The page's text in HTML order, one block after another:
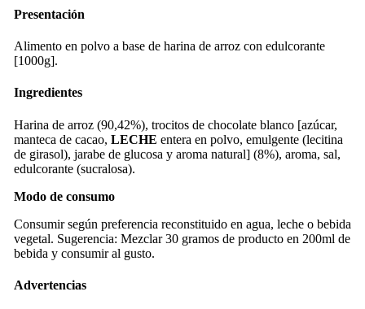
Presentación
Alimento en polvo a base de harina de arroz con edulcorante
[1000g].
Ingredientes
Harina de arroz (90,42%), trocitos de chocolate blanco [azúcar,
manteca de cacao, LECHE entera en polvo, emulgente (lecitina
de girasol), jarabe de glucosa y aroma natural] (8%), aroma, sal,
edulcorante (sucralosa).
Modo de consumo
Consumir según preferencia reconstituido en agua, leche o bebida
vegetal. Sugerencia: Mezclar 30 gramos de producto en 200ml de
bebida y consumir al gusto.
Advertencias